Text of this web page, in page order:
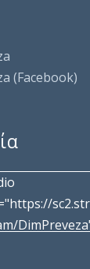
(Facebook)